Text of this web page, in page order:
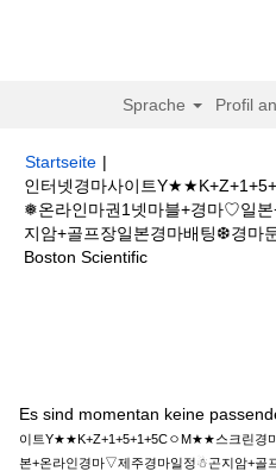
Sprache Profil
Startseite |
인터넷경마사이트
❅온라인마권1넷마블+경마♡일
지암+골프장일본경마배팅❆경마
Boston Scientific(aktuelle
Es sind momentan keine
이트Y★★K+Z+1+5+1+5CㅇM★★스크린경
본+온라인경마▽제주경마일정☃곤지암+골